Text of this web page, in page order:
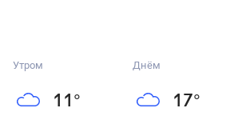
Утром
11 °
Днём
17°